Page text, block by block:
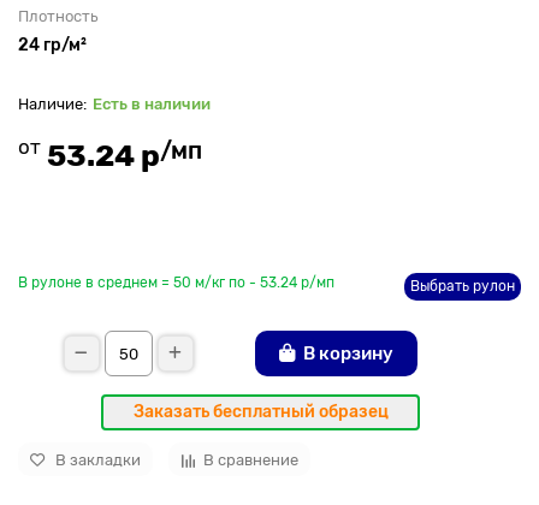
Плотность
24 гр/м²
Есть в наличии
от 53.24 р/мп
В рулоне в среднем = 50 м/кг по - 53.24 р/мп Выбрать рулон
В корзину
Заказать бесплатный образец
В закладки В сравнение